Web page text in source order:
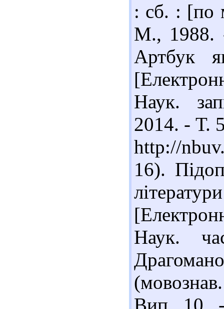
: сб. : [по
М., 1988.
Артбук
Наук.
2014. - Т.
http://
16).
Наук.